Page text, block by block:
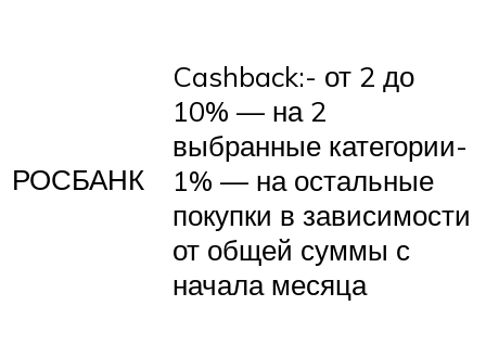
РОСБАНК
Cashback:- от 2 до
10% — на 2
выбранные категории-
1% — на остальные
покупки в зависимости
от общей суммы с
начала месяца